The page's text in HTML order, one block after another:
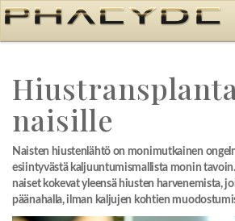
naisille
Naisten hiustenlähtö on monimutkainen
esiintyvästä kaljuuntumismallista monin
naiset kokevat yleensä hiusten harvenemista,
päänahalla, ilman kaljujen kohtien